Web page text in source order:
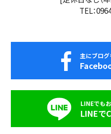
TEL：
主にブログ
LINEでも
LINEで